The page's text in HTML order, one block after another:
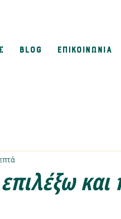
BLOG ΕΠΙΚΟΙΝΩΝΙΑ
και